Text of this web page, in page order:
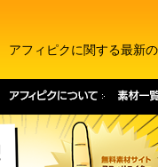
アフィピクに関する最新